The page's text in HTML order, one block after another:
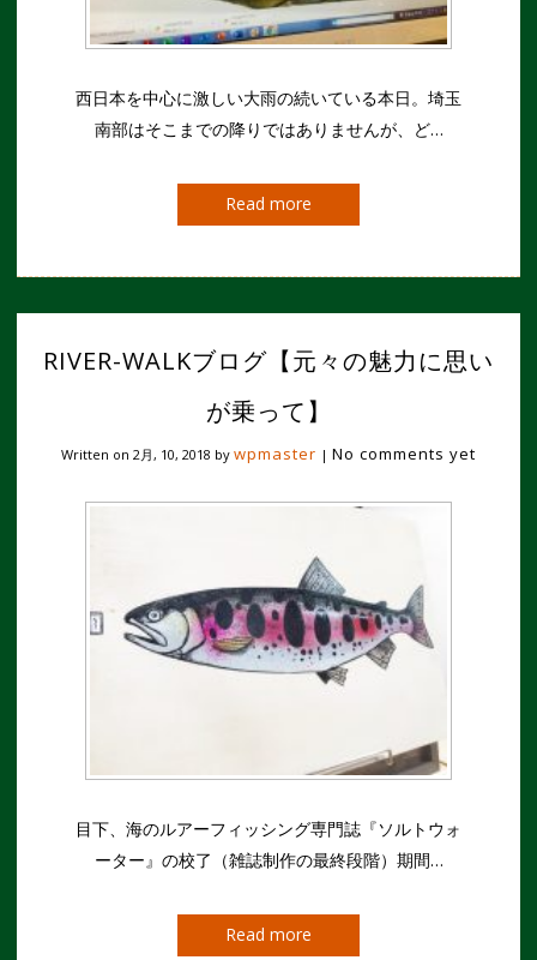
西日本を中心に激しい大雨の続いている本日。埼玉
南部はそこまでの降りではありませんが、ど…
Read more
RIVER-WALKブログ【元々の魅力に思い
が乗って】
Written on 2月, 10, 2018 by wpmaster | No comments yet
目下、海のルアーフィッシング専門誌『ソルトウォ
ーター』の校了（雑誌制作の最終段階）期間…
Read more